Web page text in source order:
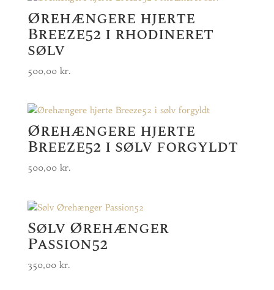
Ørehængere hjerte
Breeze52 i rhodineret
sølv
500,00 kr.
Ørehængere hjerte
Breeze52 i sølv forgyldt
500,00 kr.
Sølv Ørehænger
Passion52
350,00 kr.